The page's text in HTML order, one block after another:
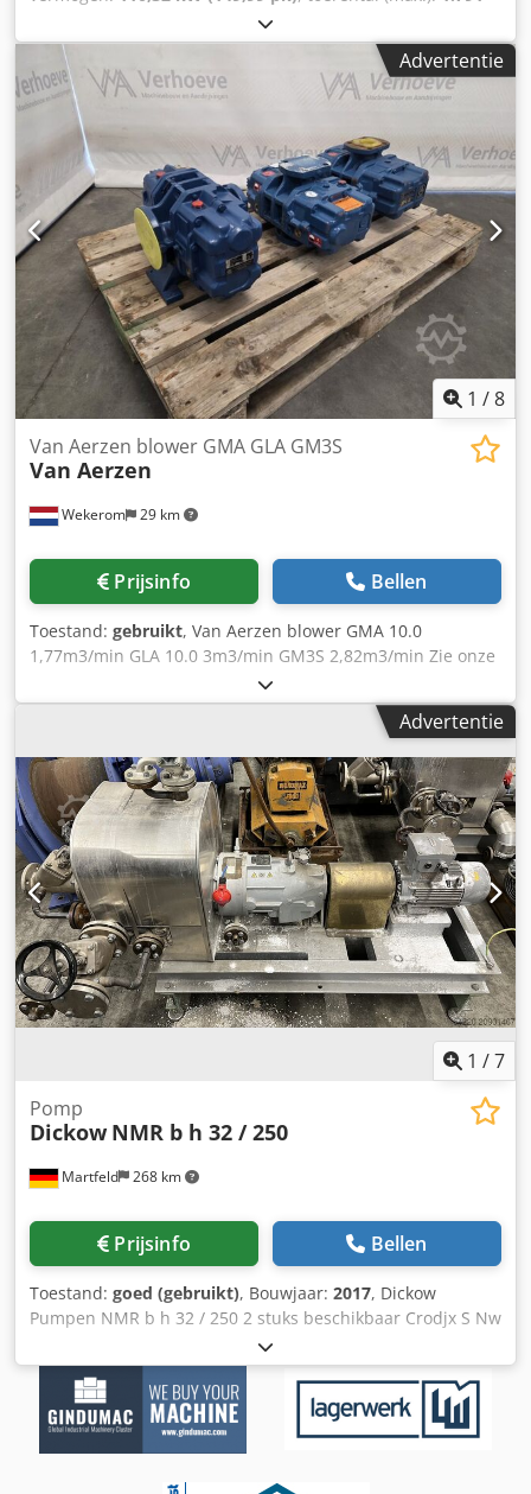
, VEM Motors IEC/EN 60034-1 Cedpjy El Tyefx Aaisrf
Advertentie
1 /8
Wekerom 29 km
Van Aerzen blower GMA GLA GM3S
Van Aerzen
Prijsinfo Bellen
Toestand: gebruikt, Van Aerzen blower GMA 10.0
1,77m3/min GLA 10.0 3m3/min GM3S 2,82m3/min Zie onze
andere advertenties Cjdpfezcfd Ejx Aaiorf VMA Wekerom
Advertentie
1 /7
Martfeld 268 km
Pomp
Dickow NMR b h 32 / 250
Prijsinfo Bellen
Toestand: goed (gebruikt), Bouwjaar: 2017, Dickow
Pumpen NMR b h 32 / 250 2 stuks beschikbaar Crodjx S Nw